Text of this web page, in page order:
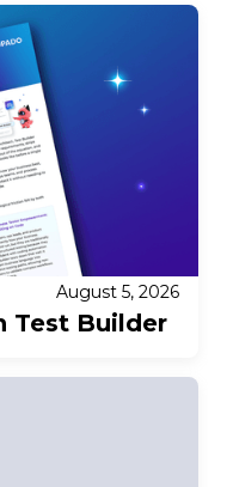
August 5, 2026
Test Builder